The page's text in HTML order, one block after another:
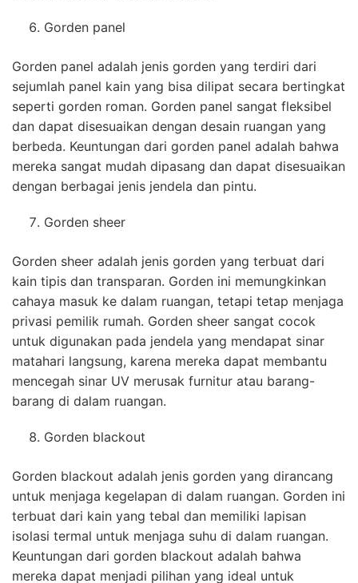
Gorden panel
Gorden panel adalah jenis gorden yang terdiri dari
sejumlah panel kain yang bisa dilipat secara bertingkat
seperti gorden roman. Gorden panel sangat fleksibel
dan dapat disesuaikan dengan desain ruangan yang
berbeda. Keuntungan dari gorden panel adalah bahwa
mereka sangat mudah dipasang dan dapat disesuaikan
dengan berbagai jenis jendela dan pintu.
Gorden sheer
Gorden sheer adalah jenis gorden yang terbuat dari
kain tipis dan transparan. Gorden ini memungkinkan
cahaya masuk ke dalam ruangan, tetapi tetap menjaga
privasi pemilik rumah. Gorden sheer sangat cocok
untuk digunakan pada jendela yang mendapat sinar
matahari langsung, karena mereka dapat membantu
mencegah sinar UV merusak furnitur atau barang-
barang di dalam ruangan.
Gorden blackout
Gorden blackout adalah jenis gorden yang dirancang
untuk menjaga kegelapan di dalam ruangan. Gorden ini
terbuat dari kain yang tebal dan memiliki lapisan
isolasi termal untuk menjaga suhu di dalam ruangan.
Keuntungan dari gorden blackout adalah bahwa
mereka dapat menjadi pilihan yang ideal untuk